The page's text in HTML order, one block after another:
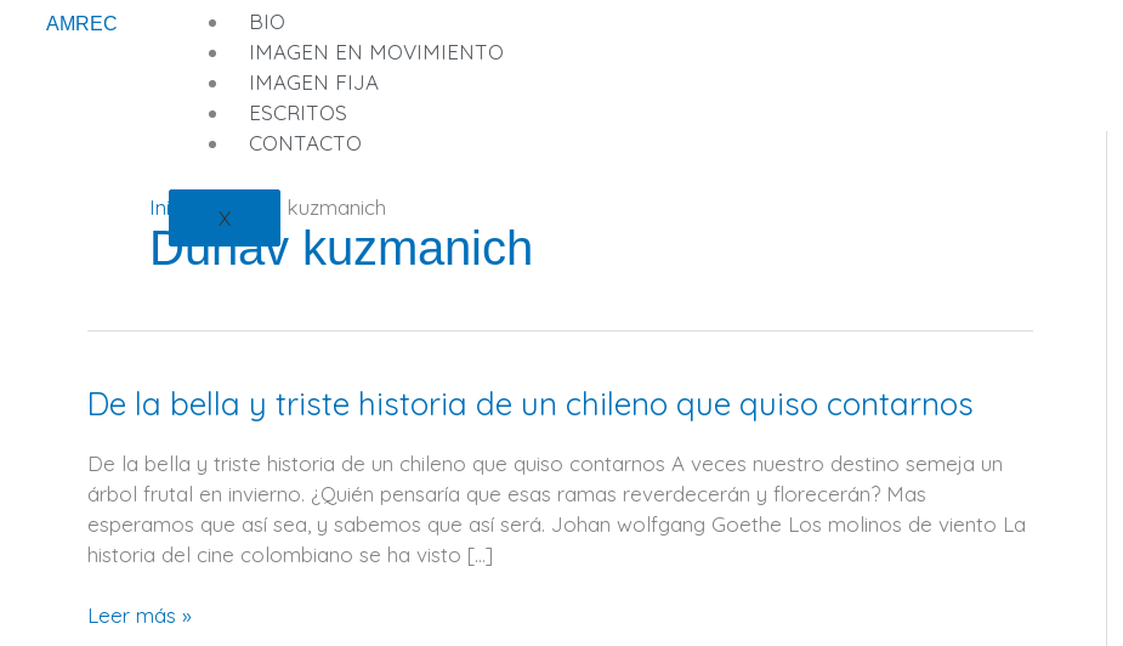
AMREC
BIO
IMAGEN EN MOVIMIENTO
IMAGEN FIJA
ESCRITOS
CONTACTO
X
Inicio Dunav kuzmanich
Dunav kuzmanich
De la bella y triste historia de un chileno que quiso contarnos
De la bella y triste historia de un chileno que quiso contarnos A veces nuestro destino semeja un
árbol frutal en invierno. ¿Quién pensaría que esas ramas reverdecerán y florecerán? Mas
esperamos que así sea, y sabemos que así será. Johan wolfgang Goethe Los molinos de viento La
historia del cine colombiano se ha visto […]
De
bella
y
triste
historia
un
Leer más »